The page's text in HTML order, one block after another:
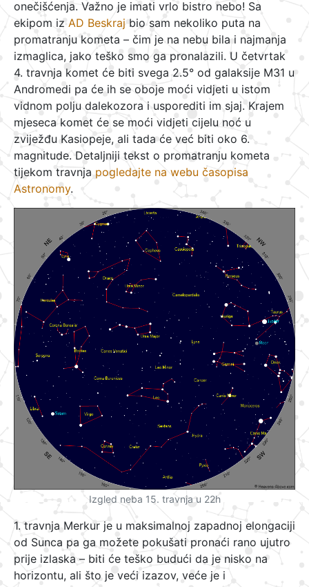
onečišćenja. Važno je imati vrlo bistro nebo! Sa
ekipom iz AD Beskraj bio sam nekoliko puta na
promatranju kometa – čim je na nebu bila i najmanja
izmaglica, jako teško smo ga pronalazili. U četvrtak
4. travnja komet će biti svega 2.5° od galaksije M31 u
Andromedi pa će ih se oboje moći vidjeti u istom
vidnom polju dalekozora i usporediti im sjaj. Krajem
mjeseca komet će se moći vidjeti cijelu noć u
zviježđu Kasiopeje, ali tada će već biti oko 6.
magnitude. Detaljniji tekst o promatranju kometa
tijekom travnja pogledajte na webu časopisa
Astronomy.
Izgled neba 15. travnja u 22h
1. travnja Merkur je u maksimalnoj zapadnoj elongaciji
od Sunca pa ga možete pokušati pronaći rano ujutro
prije izlaska – biti će teško budući da je nisko na
horizontu, ali što je veći izazov, veće je i